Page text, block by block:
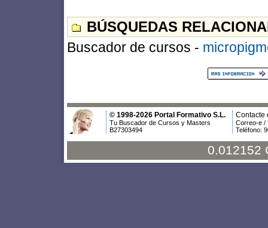
BÚSQUEDAS
Buscador de cursos -
© 1998-2026 Portal Formativo S.L.
Tu Buscador de Cursos y Masters
B27303494
Contacte
Correo-e /
Teléfono:
0.012152